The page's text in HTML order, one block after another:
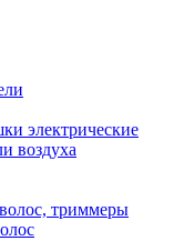
электрические
воздуха
триммеры